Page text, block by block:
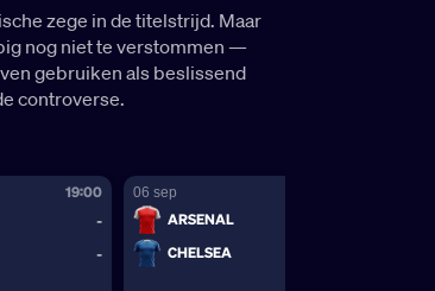
zege in de titelstrijd. Maar
nog niet te verstommen —
gebruiken als beslissend
controverse.